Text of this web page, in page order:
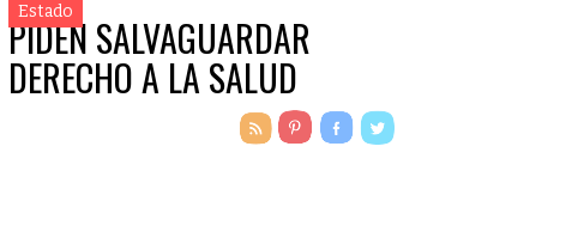
Estado
PIDEN SALVAGUARDAR
DERECHO A LA SALUD